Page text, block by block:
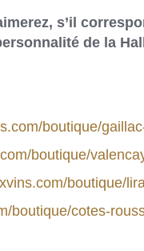
s’il
de la
boutique/
boutique/
boutique/
boutique/cotes-